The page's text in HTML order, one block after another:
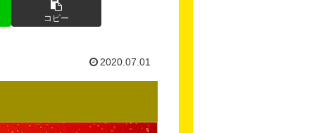
コピー
2020.07.01